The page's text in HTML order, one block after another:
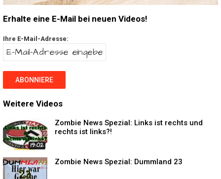
Erhalte eine E-Mail bei neuen Videos!
Ihre E-Mail-Adresse:
Weitere Videos
19:02
Zombie News Spezial: Links ist rechts und
rechts ist links?!
Zombie News Spezial: Dummland 23